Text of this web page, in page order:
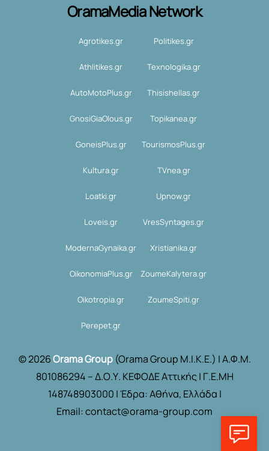
OramaMedia Network
Agrotikes.gr Politikes.gr
Athlitikes.gr Texnologika.gr
AutoMotoPlus.gr Thisishellas.gr
GnosiGiaOlous.gr Topikanea.gr
GoneisPlus.gr TourismosPlus.gr
Kultura.gr TVnea.gr
Loatki.gr Upnow.gr
Loveis.gr VresSyntages.gr
ModernaGynaika.gr Xristianika.gr
OikonomiaPlus.gr ZoumeKalytera.gr
Oikotropia.gr ZoumeSpiti.gr
Perepet.gr
© 2026Orama Group(Orama Group Μ.Ι.Κ.Ε.) | Α.Φ.Μ.
801086294 – Δ.Ο.Υ. ΚΕΦΟΔΕ Αττικής | Γ.Ε.ΜΗ
148748903000 | Έδρα: Αθήνα, Ελλάδα |
Email: contact@orama-group.com